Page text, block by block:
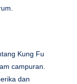
Kung Fu
campuran.
dan